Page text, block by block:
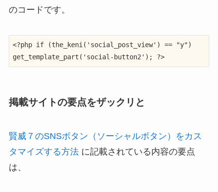
のコードです。
<?php if (the_keni('social_post_view') == "y")
get_template_part('social-button2'); ?>
掲載サイトの要点をザックリと
賢威７のSNSボタン（ソーシャルボタン）をカス
タマイズする方法に記載されている内容の要点
は、